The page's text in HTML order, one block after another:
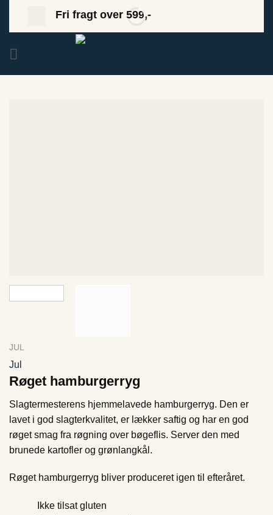
Fri fragt over 599,-
JUL
Jul
Røget hamburgerryg
Slagtermesterens hjemmelavede hamburgerryg. Den er
lavet i god slagterkvalitet, er lækker saftig og har en god
røget smag fra røgning over bøgeflis. Server den med
brunede kartofler og grønlangkål.
Røget hamburgerryg bliver produceret igen til efteråret.
Ikke tilsat gluten